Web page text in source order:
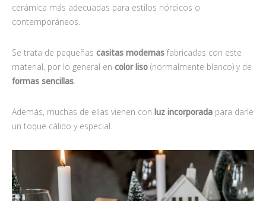
cerámica más adecuadas para estilos nórdicos o
contemporáneos.
Se trata de pequeñas casitas modernas fabricadas con este
material, por lo general en color liso (normalmente blanco) y de
formas sencillas.
Además, muchas de ellas vienen con luz incorporada para darle
un toque cálido y especial.